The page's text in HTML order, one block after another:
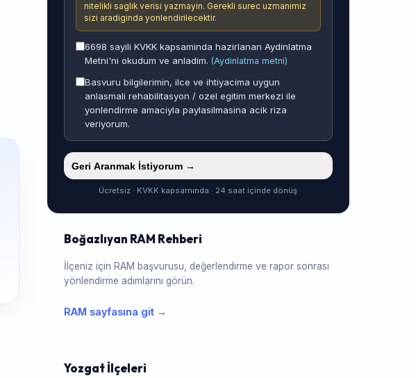
nitelikli saglik verisi yazmayin. Gerekli surec uzmanimiz
sizi aradiginda yonlendirilecektir.
6698 sayili KVKK kapsaminda hazirlanan Aydinlatma
Metni'ni okudum ve anladim. (Aydinlatma metni)
Basvuru bilgilerimin, ilce ve ihtiyacima uygun
anlasmali rehabilitasyon / ozel egitim merkezi ile
yonlendirme amaciyla paylasilmasina acik riza
veriyorum.
Geri Aranmak İstiyorum →
Ücretsiz · KVKK kapsamında · 24 saat içinde dönüş
Boğazlıyan RAM Rehberi
İlçeniz için RAM başvurusu, değerlendirme ve rapor sonrası
yönlendirme adımlarını görün.
RAM sayfasına git →
Yozgat İlçeleri